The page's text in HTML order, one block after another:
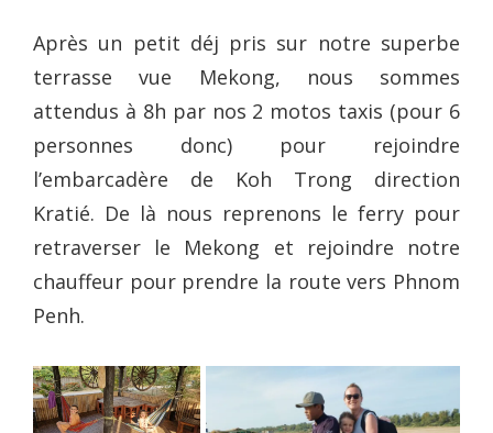
Après un petit déj pris sur notre superbe
terrasse vue Mekong, nous sommes
attendus à 8h par nos 2 motos taxis (pour 6
personnes donc) pour rejoindre
l’embarcadère de Koh Trong direction
Kratié. De là nous reprenons le ferry pour
retraverser le Mekong et rejoindre notre
chauffeur pour prendre la route vers Phnom
Penh.